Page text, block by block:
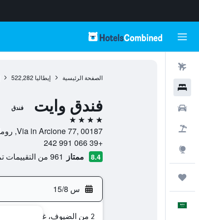
الصفحة الرئيسية إيطاليا 522,282
فندق وايت فندق
4 نجوم
Via in Arcione 77, 00187, روما, إيطاليا
+39 066 991 242
8.4 ممتاز 961 من التقييمات تم التحقق منها
س 15/8
2 من الضيوف، غرفة واحدة